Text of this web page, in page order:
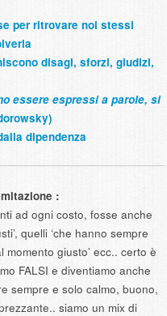
per ritrovare noi stessi
disagi, sforzi, giudizi,
essere espressi a parole, si
dipendenza
:
ad ogni costo, fosse anche
quelli ‘che hanno sempre
giusto’ ecc.. certo è
FALSI e diventiamo anche
sempre e solo calmo, buono,
siamo un mix di